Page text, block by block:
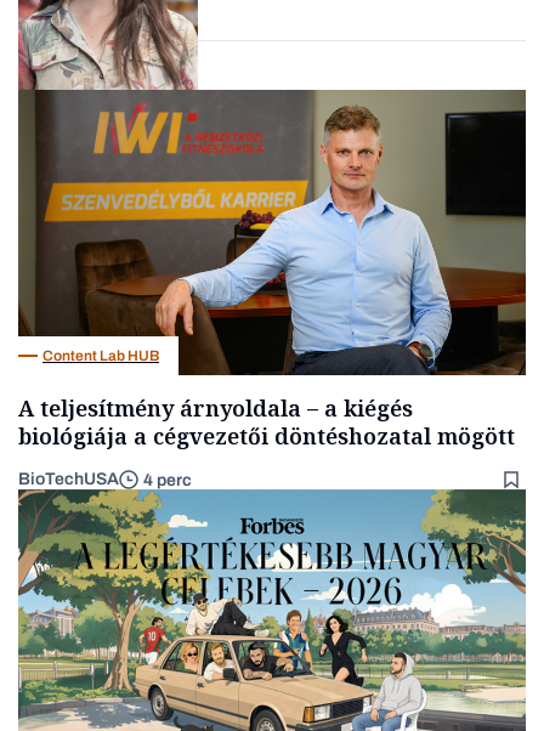
Content Lab HUB
A teljesítmény árnyoldala – a kiégés
biológiája a cégvezetői döntéshozatal mögött
BioTechUSA 4 perc